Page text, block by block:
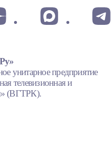
унитарное предприятие
телевизионная и
(ВГТРК).